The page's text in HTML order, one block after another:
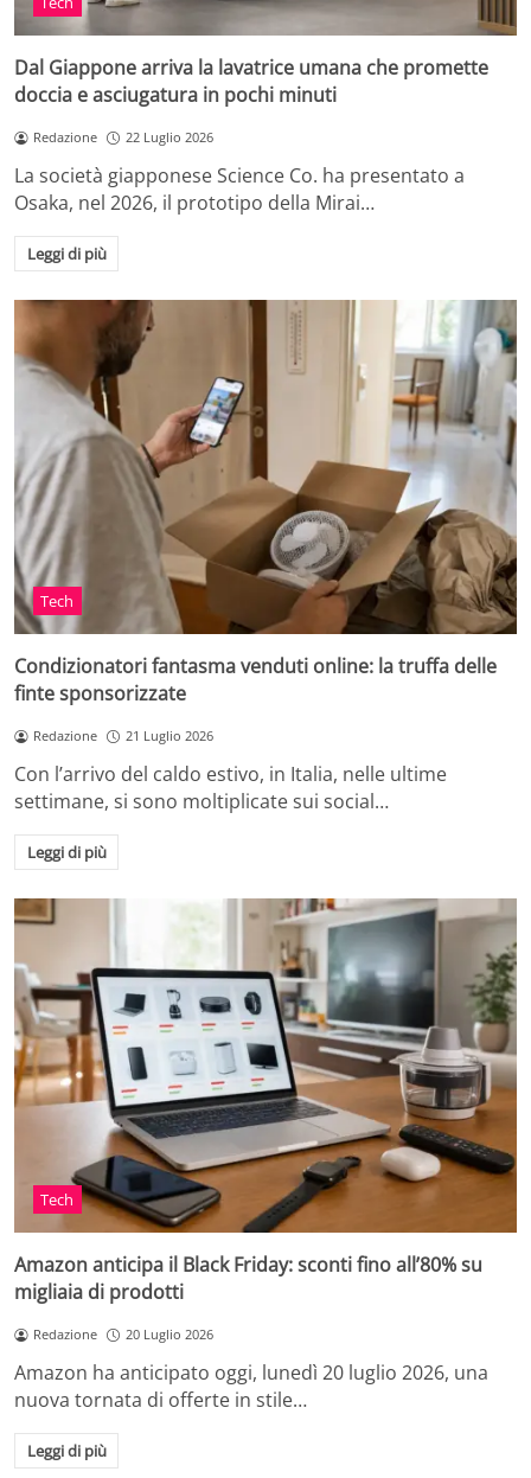
Dal Giappone arriva la lavatrice umana che promette
doccia e asciugatura in pochi minuti
Redazione 22 Luglio 2026
La società giapponese Science Co. ha presentato a
Osaka, nel 2026, il prototipo della Mirai…
Leggi di più
Tech
Condizionatori fantasma venduti online: la truffa delle
finte sponsorizzate
Redazione 21 Luglio 2026
Con l’arrivo del caldo estivo, in Italia, nelle ultime
settimane, si sono moltiplicate sui social…
Leggi di più
Tech
Amazon anticipa il Black Friday: sconti fino all’80% su
migliaia di prodotti
Redazione 20 Luglio 2026
Amazon ha anticipato oggi, lunedì 20 luglio 2026, una
nuova tornata di offerte in stile…
Leggi di più